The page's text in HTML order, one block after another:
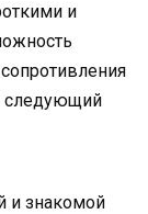
и
следующий
и знакомой